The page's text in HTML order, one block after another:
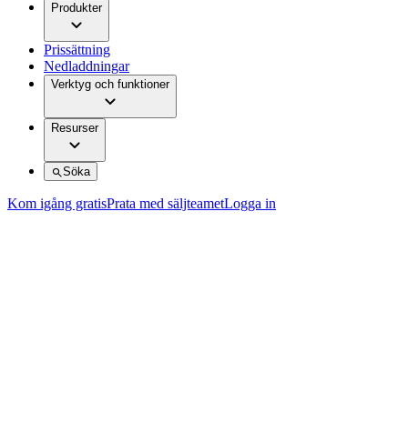
Produkter
Prissättning
Nedladdningar
Verktyg och funktioner
Resurser
Söka
Kom igång gratisPrata med säljteametLogga in